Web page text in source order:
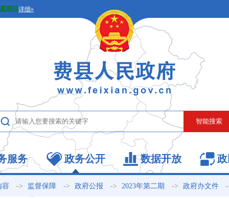
服务 政务公开 数据开放
容 -> 监督保障 -> 政府公报 -> 2023年第二期 -> 政府办文件